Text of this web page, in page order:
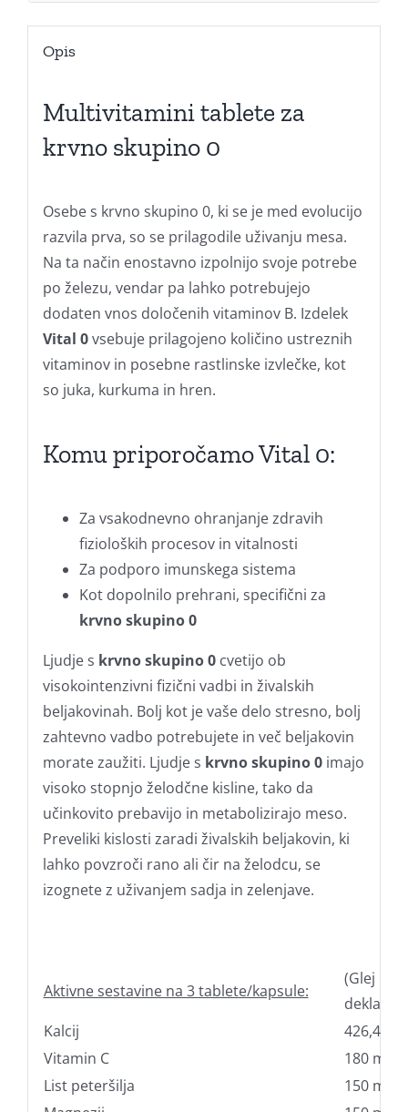
Opis
Multivitamini tablete za
krvno skupino 0
Osebe s krvno skupino 0, ki se je med evolucijo
razvila prva, so se prilagodile uživanju mesa.
Na ta način enostavno izpolnijo svoje potrebe
po železu, vendar pa lahko potrebujejo
dodaten vnos določenih vitaminov B. Izdelek
Vital 0vsebuje prilagojeno količino ustreznih
vitaminov in posebne rastlinske izvlečke, kot
so juka, kurkuma in hren.
Komu priporočamo Vital 0:
Za vsakodnevno ohranjanje zdravih
fizioloških procesov in vitalnosti
Za podporo imunskega sistema
Kot dopolnilo prehrani, specifični za
krvno skupino 0
Ljudje s krvno skupino 0cvetijo ob
visokointenzivni fizični vadbi in živalskih
beljakovinah. Bolj kot je vaše delo stresno, bolj
zahtevno vadbo potrebujete in več beljakovin
morate zaužiti. Ljudje s krvno skupino 0imajo
visoko stopnjo želodčne kisline, tako da
učinkovito prebavijo in metabolizirajo meso.
Preveliki kislosti zaradi živalskih beljakovin, ki
lahko povzroči rano ali čir na želodcu, se
izognete z uživanjem sadja in zelenjave.
Aktivne sestavine na 3 tablete/kapsule:
(Glej
Kalcij
426,4 mg
Vitamin C
180 mg
List peteršilja
150 mg